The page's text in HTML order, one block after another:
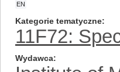
EN
Kategorie tematyczne
11F72:
Wydawca